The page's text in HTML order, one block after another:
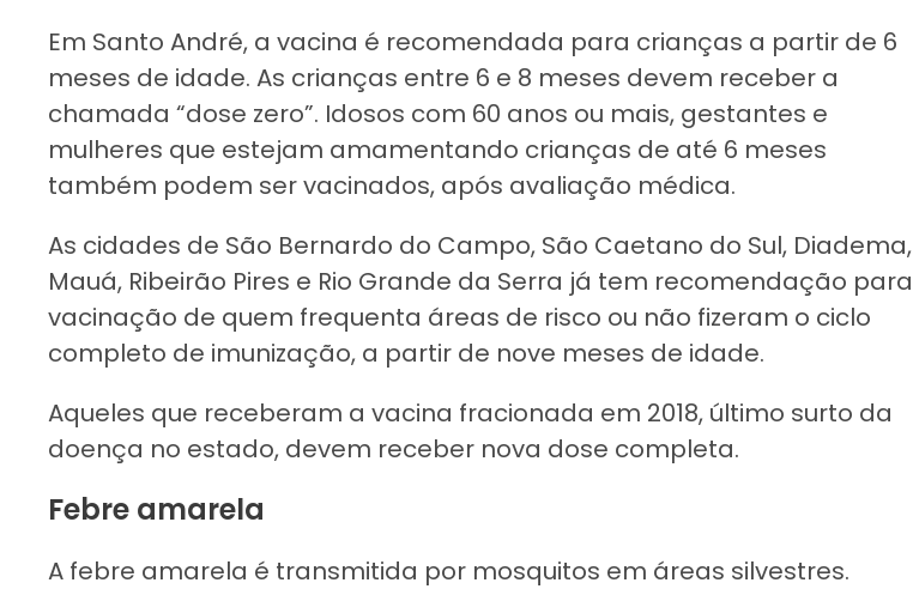
Em Santo André, a vacina é recomendada para crianças a partir de 6
meses de idade. As crianças entre 6 e 8 meses devem receber a
chamada “dose zero”. Idosos com 60 anos ou mais, gestantes e
mulheres que estejam amamentando crianças de até 6 meses
também podem ser vacinados, após avaliação médica.
As cidades de São Bernardo do Campo, São Caetano do Sul, Diadema,
Mauá, Ribeirão Pires e Rio Grande da Serra já tem recomendação para
vacinação de quem frequenta áreas de risco ou não fizeram o ciclo
completo de imunização, a partir de nove meses de idade.
Aqueles que receberam a vacina fracionada em 2018, último surto da
doença no estado, devem receber nova dose completa.
Febre amarela
A febre amarela é transmitida por mosquitos em áreas silvestres.